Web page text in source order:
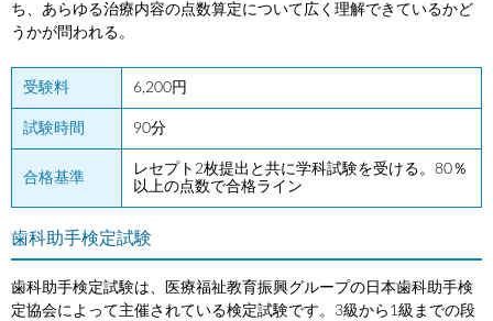
ち、あらゆる治療内容の点数算定について広く理解できているかど
うかが問われる。
受験料 6,200円
試験時間 90分
合格基準
レセプト2枚提出と共に学科試験を受ける。80％
以上の点数で合格ライン
歯科助手検定試験
歯科助手検定試験は、医療福祉教育振興グループの日本歯科助手検
定協会によって主催されている検定試験です。3級から1級までの段